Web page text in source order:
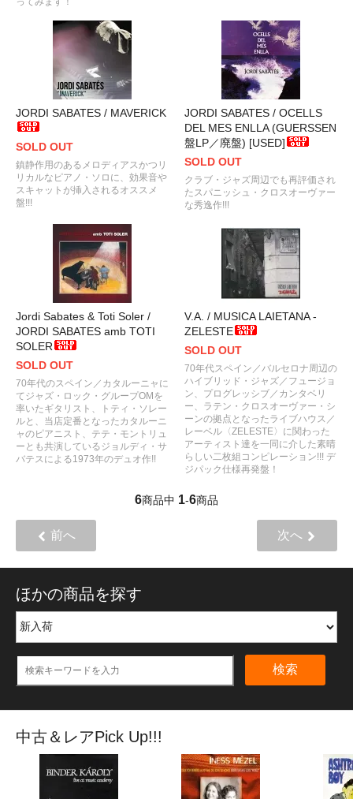
JORDI SABATES / MAVERICK
SOLD OUT
鎮静作用のあるメロディアスかつリ
リカルなピアノ・ソロに、効果音や
スキャットが挿入されるオススメ
盤!!!
JORDI SABATES / OCELLS
DEL MES ENLLA (GUERSSEN
盤LP／廃盤) [USED]
SOLD OUT
クラブ・ジャズ周辺でも再評価され
たスパニッシュ・クロスオーヴァー
な秀逸作!!!
Jordi Sabates & Toti Soler /
JORDI SABATES amb TOTI
SOLER
SOLD OUT
70年代のスペイン／カタルーニャに
てジャズ・ロック・グループOMを
率いたギタリスト、トティ・ソレー
ルと、当店定番となったカタルーニ
ャのピアニスト、テテ・モントリュ
ーとも共演しているジョルディ・サ
バテスによる1973年のデュオ作!!
V.A. / MUSICA LAIETANA -
ZELESTE
SOLD OUT
70年代スペイン／バルセロナ周辺の
ハイブリッド・ジャズ／フュージョ
ン、プログレッシブ／カンタベリ
ー、ラテン・クロスオーヴァー・シ
ーンの拠点となったライブハウス／
レーベル〈ZELESTE〉に関わった
アーティスト達を一同に介した素晴
らしい二枚組コンピレーション!!! デ
ジパック仕様再発盤！
6商品中 1-6商品
前へ 次へ
ほかの商品を探す
検索
中古＆レアPick Up!!!